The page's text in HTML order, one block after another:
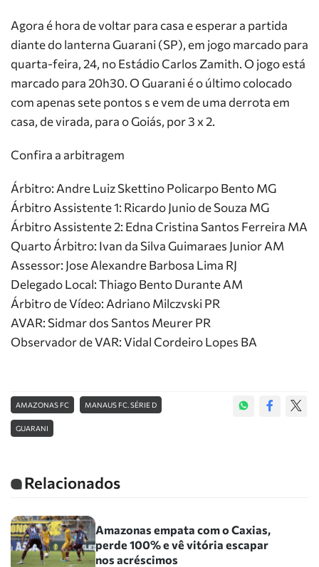
Agora é hora de voltar para casa e esperar a partida
diante do lanterna Guarani (SP), em jogo marcado para
quarta-feira, 24, no Estádio Carlos Zamith. O jogo está
marcado para 20h30. O Guarani é o último colocado
com apenas sete pontos s e vem de uma derrota em
casa, de virada, para o Goiás, por 3 x 2.
Confira a arbitragem
Árbitro: Andre Luiz Skettino Policarpo Bento MG
Árbitro Assistente 1: Ricardo Junio de Souza MG
Árbitro Assistente 2: Edna Cristina Santos Ferreira MA
Quarto Árbitro: Ivan da Silva Guimaraes Junior AM
Assessor: Jose Alexandre Barbosa Lima RJ
Delegado Local: Thiago Bento Durante AM
Árbitro de Vídeo: Adriano Milczvski PR
AVAR: Sidmar dos Santos Meurer PR
Observador de VAR: Vidal Cordeiro Lopes BA
AMAZONAS FC MANAUS FC. SÉRIE D
GUARANI
Relacionados
Amazonas empata com o Caxias,
perde 100% e vê vitória escapar
nos acréscimos